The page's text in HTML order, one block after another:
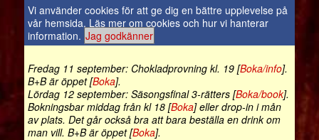
Vi använder cookies för att ge dig en bättre upplevelse på
vår hemsida. Läs mer om cookies och hur vi hanterar
information. Jag godkänner
Fredag 11 september: Chokladprovning kl. 19 [Boka/info].
B+B är öppet [Boka].
Lördag 12 september: Säsongsfinal 3-rätters [Boka/book].
Bokningsbar middag från kl 18 [Boka] eller drop-in i mån
av plats. Det går också bra att bara beställa en drink om
man vill. B+B är öppet [Boka].